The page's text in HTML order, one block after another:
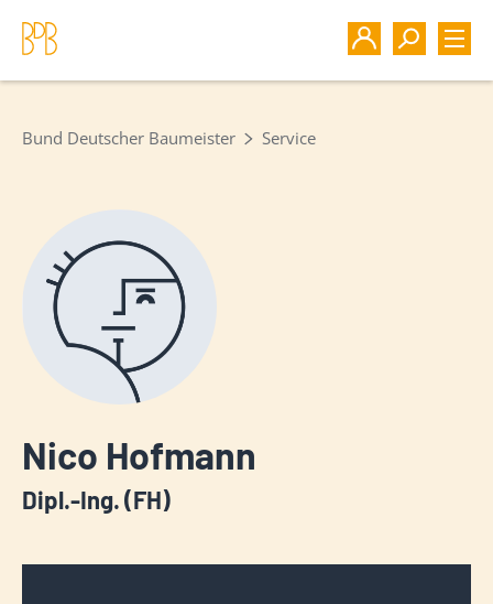
Bund Deutscher Baumeister Service
Nico Hofmann
Dipl.-Ing. (FH)